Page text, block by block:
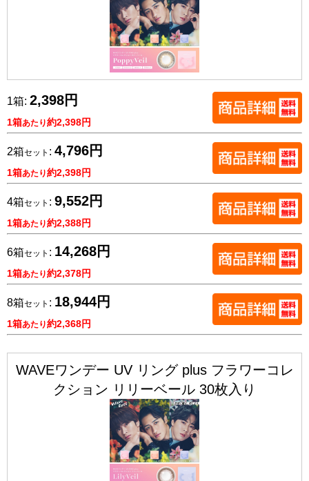
1箱: 2,398円
1箱あたり約2,398円
2箱セット : 4,796円
1箱あたり約2,398円
4箱セット : 9,552円
1箱あたり約2,388円
6箱セット : 14,268円
1箱あたり約2,378円
8箱セット : 18,944円
1箱あたり約2,368円
WAVEワンデー UV リング plus フラワーコレ
クション リリーベール 30枚入り